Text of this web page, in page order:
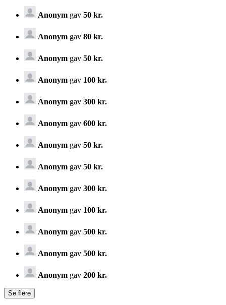
Anonym gav 50 kr.
Anonym gav 80 kr.
Anonym gav 50 kr.
Anonym gav 100 kr.
Anonym gav 300 kr.
Anonym gav 600 kr.
Anonym gav 50 kr.
Anonym gav 50 kr.
Anonym gav 300 kr.
Anonym gav 100 kr.
Anonym gav 500 kr.
Anonym gav 500 kr.
Anonym gav 200 kr.